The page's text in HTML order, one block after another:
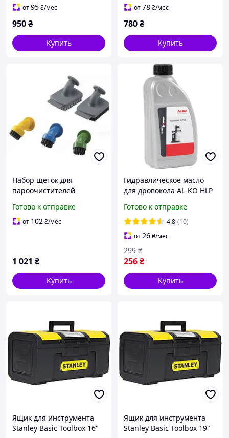
от95₴/мес
950₴
Купить
от78₴/мес
780₴
Купить
Набор щеток для
пароочистителей
Готово к отправке
от 102₴/мес
1 021 ₴
Купить
Гидравлическое масло
для дровокола AL-KO HLP
Готово к отправке
4.8 (10)
от26₴/мес
256₴
299 ₴
Купить
Ящик для инструмента
Stanley Basic Toolbox 16"
Ящик для инструмента
Stanley Basic Toolbox 19"